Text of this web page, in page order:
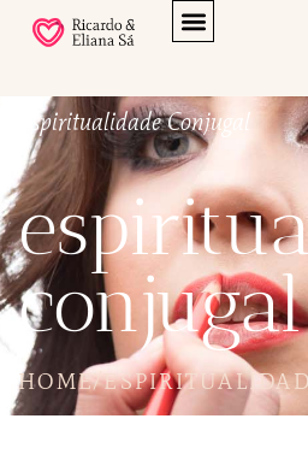
Espiritualidade Conjugal
conjugal
HOME/